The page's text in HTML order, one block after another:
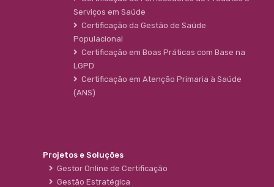
Serviços em Saúde
Certificação da Gestão de Saúde
Populacional
Certificação em Boas Práticas com Base na
LGPD
Certificação em Atenção Primaria à Saúde
(ANS)
Projetos e Soluções
Gestor Online de Certificação
Gestão Estratégica